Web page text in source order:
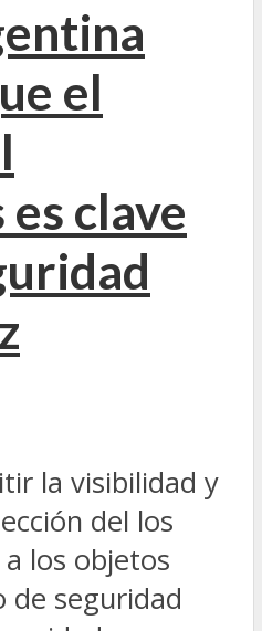
el
clave
la visibilidad y
del los
los objetos
de seguridad